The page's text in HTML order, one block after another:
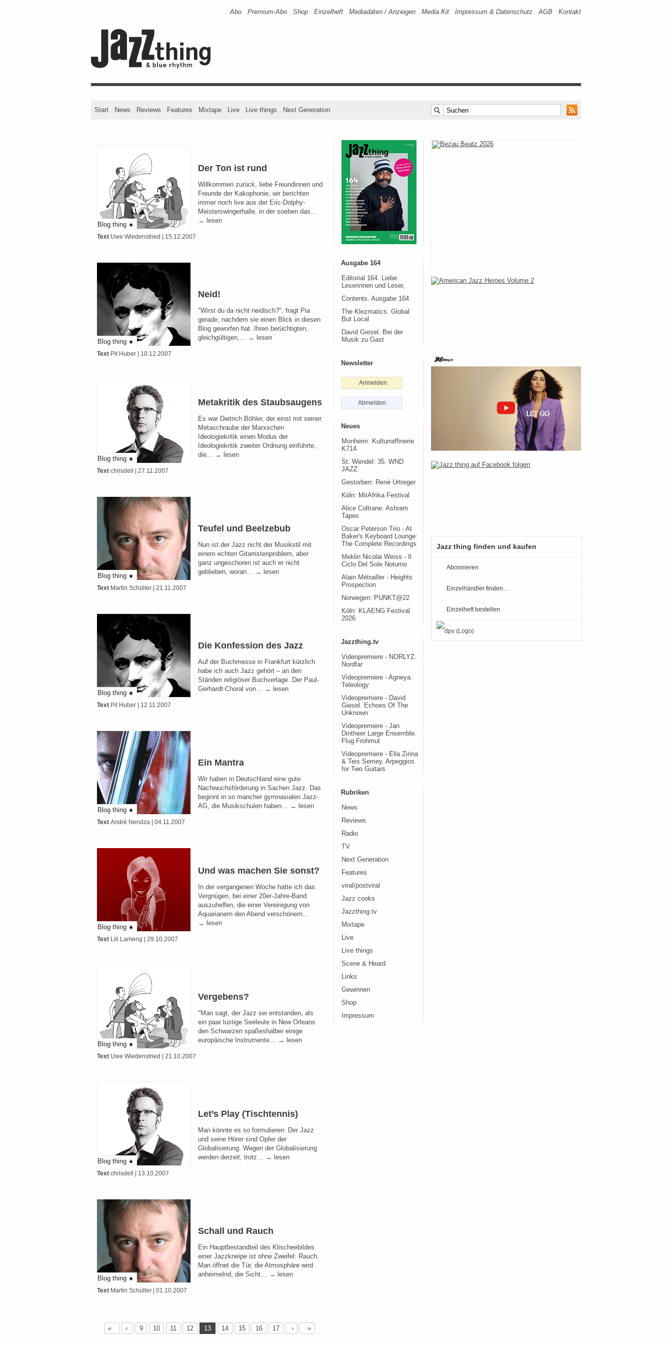
Abo Premium-Abo Shop Einzelheft Mediadaten / Anzeigen Media Kit Impressum & Datenschutz AGB Kontakt
Start News Reviews Features Mixtape Live Live things Next Generation
Blog thing
Der Ton ist rund
Willkommen zurück, liebe Freundinnen und
Freunde der Kakophonie, wir berichten
immer noch live aus der Eric-Dolphy-
Meisterswingerhalle, in der soeben das…
→ lesen
Text Uwe Wiedenstried | 15.12.2007
Blog thing
Neid!
"Wirst du da nicht neidisch?", fragt Pia
gerade, nachdem sie einen Blick in diesen
Blog geworfen hat. Ihren berüchtigten,
gleichgültigen,… → lesen
Text Pit Huber | 10.12.2007
Blog thing
Metakritik des Staubsaugens
Es war Dietrich Böhler, der einst mit seiner
Metaschraube der Marxschen
Ideologiekritik einen Modus der
Ideologiekritik zweiter Ordnung einführte,
die… → lesen
Text chrisdell | 27.11.2007
Blog thing
Teufel und Beelzebub
Nun ist der Jazz nicht der Musikstil mit
einem echten Gitarristenproblem, aber
ganz ungeschoren ist auch er nicht
geblieben, woran… → lesen
Text Martin Schüller | 21.11.2007
Blog thing
Die Konfession des Jazz
Auf der Buchmesse in Frankfurt kürzlich
habe ich auch Jazz gehört – an den
Ständen religiöser Buchverlage. Der Paul-
Gerhardt-Choral von… → lesen
Text Pit Huber | 12.11.2007
Blog thing
Ein Mantra
Wir haben in Deutschland eine gute
Nachwuchsförderung in Sachen Jazz. Das
beginnt in so mancher gymnasialen Jazz-
AG, die Musikschulen haben… → lesen
Text André Nendza | 04.11.2007
Blog thing
Und was machen Sie sonst?
In der vergangenen Woche hatte ich das
Vergnügen, bei einer 20er-Jahre-Band
auszuhelfen, die einer Vereinigung von
Aquarianern den Abend verschönern…
→ lesen
Text Lili Lameng | 29.10.2007
Blog thing
Vergebens?
"Man sagt, der Jazz sei entstanden, als
ein paar lustige Seeleute in New Orleans
den Schwarzen spaßeshalber einige
europäische Instrumente… → lesen
Text Uwe Wiedenstried | 21.10.2007
Blog thing
Let’s Play (Tischtennis)
Man könnte es so formulieren: Der Jazz
und seine Hörer sind Opfer der
Globalisierung. Wegen der Globalisierung
werden derzeit, trotz… → lesen
Text chrisdell | 13.10.2007
Blog thing
Schall und Rauch
Ein Hauptbestandteil des Klischeebildes
einer Jazzkneipe ist ohne Zweifel: Rauch.
Man öffnet die Tür, die Atmosphäre wird
anheimelnd, die Sicht… → lesen
Text Martin Schüller | 01.10.2007
« ‹ 9 10 11 12 13 14 15 16 17 › »
Ausgabe 164
Editorial 164. Liebe
Leserinnen und Leser,
Contents. Ausgabe 164
The Klezmatics. Global
But Local
David Giesel. Bei der
Musik zu Gast
Newsletter
Anmelden
Abmelden
Neues
Monheim: Kulturraffinerie
K714
St. Wendel: 35. WND
JAZZ
Gestorben: René Urtreger
Köln: MitAfrika Festival
Alice Coltrane: Ashram
Tapes
Oscar Peterson Trio - At
Baker's Keyboard Lounge:
The Complete Recordings
Meklin Nicolai Weiss - Il
Ciclo Del Sole Noturno
Alain Métrailler - Heights
Prospection
Norwegen: PUNKT@22
Köln: KLAENG Festival
2026
Jazzthing.tv
Videopremiere - NORLYZ.
Nordfar
Videopremiere - Agneya.
Teleology
Videopremiere - David
Giesel. Echoes Of The
Unknown
Videopremiere - Jan
Dintheer Large Ensemble.
Flug Frohmut
Videopremiere - Ella Zirina
& Teis Semey. Arpeggios
for Two Guitars
Rubriken
News
Reviews
Radio
TV
Next Generation
Features
viral/postviral
Jazz cooks
Jazzthing.tv
Mixtape
Live
Live things
Scene & Heard
Links
Gewinnen
Shop
Impressum
Jazz thing finden und kaufen
Abonnieren
Einzelhändler finden…
Einzelheft bestellen